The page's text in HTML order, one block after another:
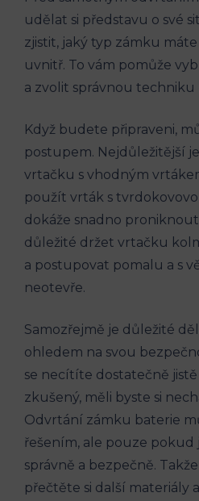
udělat si představu o své
zjistit, jaký typ zámku
uvnitř. To vám pomůže
a zvolit správnou
Když budete připraveni,
postupem. Nejdůležitější
vrtačku s vhodným
použít vrták s
dokáže snadno
důležité držet vrtačku
a postupovat pomalu a s
neotevře.
Samozřejmě je důležité
ohledem na svou
se necítíte dostatečně
zkušený, měli byste si
Odvrtání zámku baterie
řešením, ale pouze pokud
správně a bezpečně.
přečtěte si další materiály